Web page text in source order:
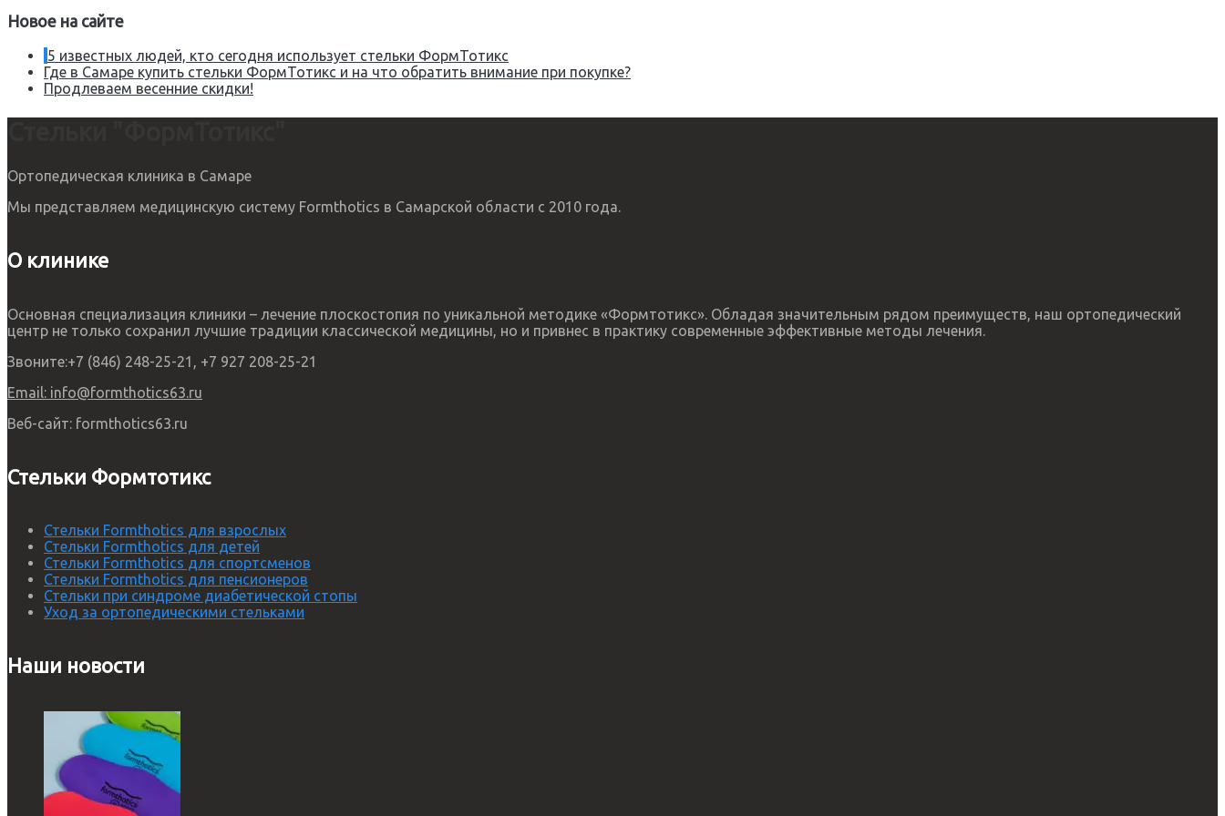
Новое на сайте
5 известных людей, кто сегодня использует стельки ФормТотикс
Где в Самаре купить стельки ФормТотикс и на что обратить внимание при покупке?
Продлеваем весенние скидки!
Ортопедическая клиника в Самаре
Мы представляем медицинскую систему Formthotics в Самарской области с 2010 года.
О клинике
Основная специализация клиники – лечение плоскостопия по уникальной методике «Формтотикс». Обладая значительным рядом преимуществ, наш ортопедический
центр не только сохранил лучшие традиции классической медицины, но и привнес в практику современные эффективные методы лечения.
Звоните:+7 (846) 248-25-21, +7 927 208-25-21
Email: info@formthotics63.ru
Веб-сайт: formthotics63.ru
Стельки Формтотикс
Стельки Formthotics для взрослых
Стельки Formthotics для детей
Стельки Formthotics для спортсменов
Стельки Formthotics для пенсионеров
Стельки при синдроме диабетической стопы
Уход за ортопедическими стельками
Наши новости